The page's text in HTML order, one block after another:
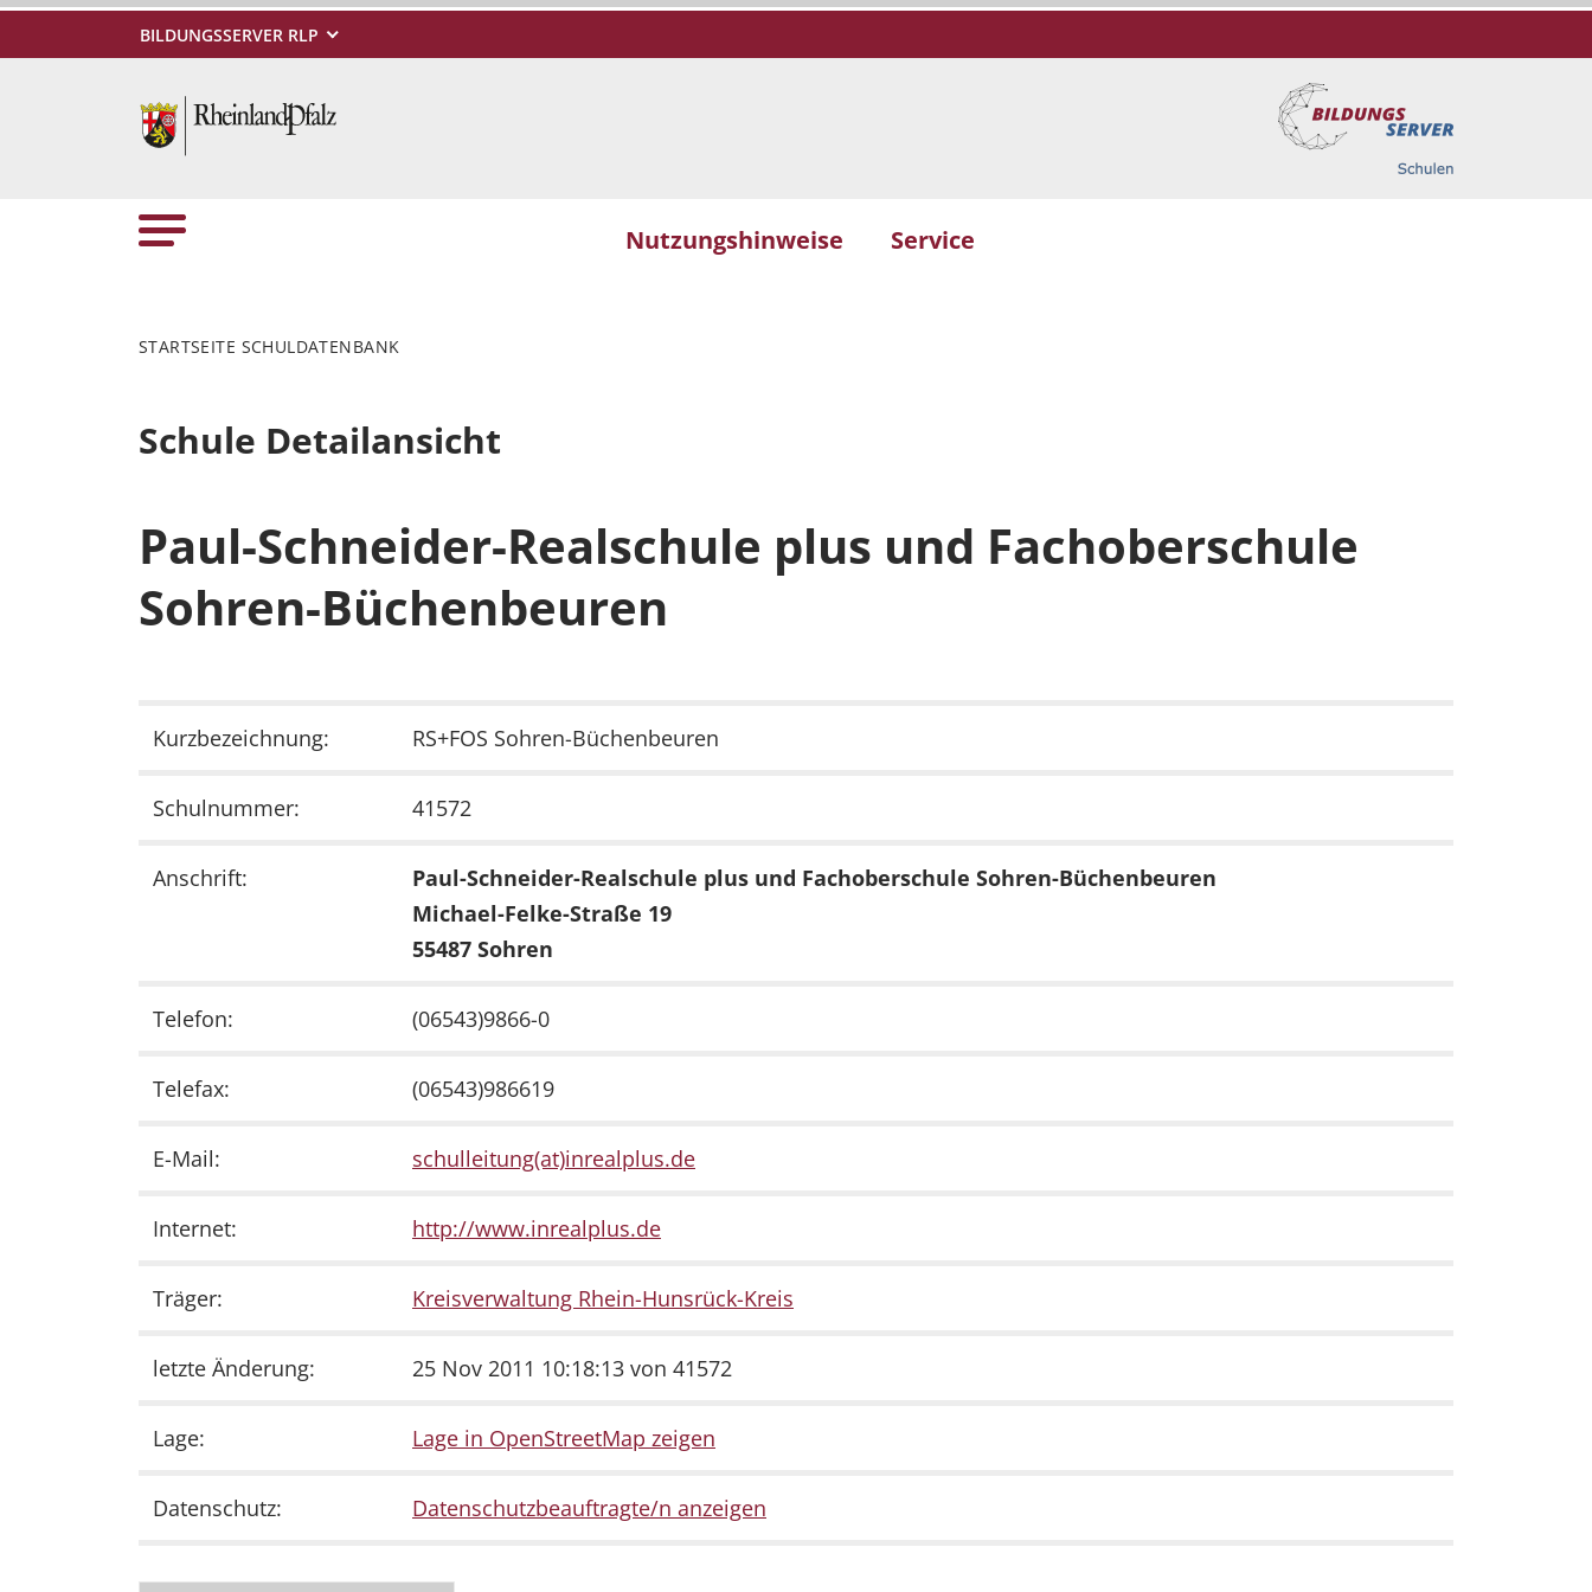
BILDUNGSSERVER RLP
Nutzungshinweise Service
STARTSEITE SCHULDATENBANK
Schule Detailansicht
Paul-Schneider-Realschule plus und Fachoberschule
Sohren-Büchenbeuren
Kurzbezeichnung: RS+FOS Sohren-Büchenbeuren
Schulnummer: 41572
Anschrift:
Paul-Schneider-Realschule plus und Fachoberschule Sohren-Büchenbeuren
Michael-Felke-Straße 19
55487 Sohren
Telefon: (06543)9866-0
Telefax: (06543)986619
E-Mail: schulleitung(at)inrealplus.de
Internet: http://www.inrealplus.de
Träger: Kreisverwaltung Rhein-Hunsrück-Kreis
letzte Änderung: 25 Nov 2011 10:18:13 von 41572
Lage: Lage in OpenStreetMap zeigen
Datenschutz: Datenschutzbeauftragte/n anzeigen